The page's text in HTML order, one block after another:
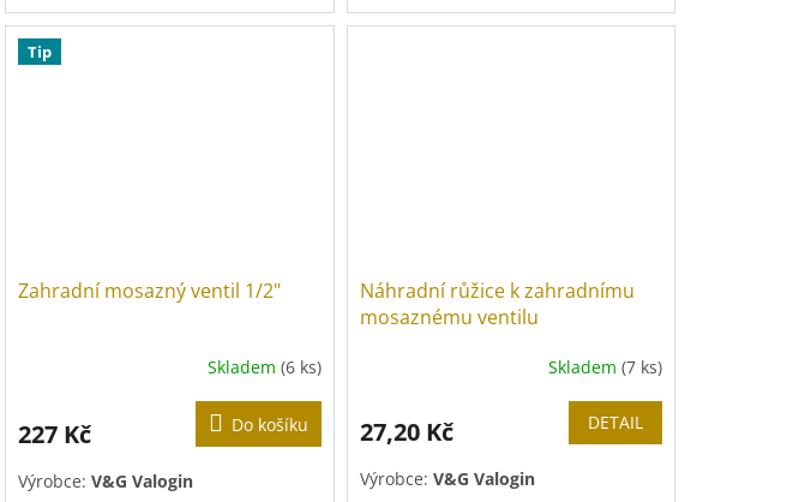
Tip
Zahradní mosazný ventil 1/2"
Skladem (6 ks)
227 Kč Do košíku
Výrobce:V&G Valogin
Náhradní růžice k zahradnímu
mosaznému ventilu
Skladem (7 ks)
27,20 Kč DETAIL
Výrobce: V&G Valogin